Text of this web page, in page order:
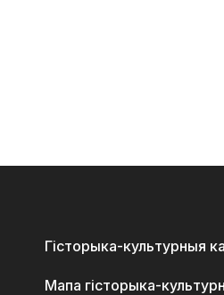
Гісторыка-культурныя
Мапа гісторыка-